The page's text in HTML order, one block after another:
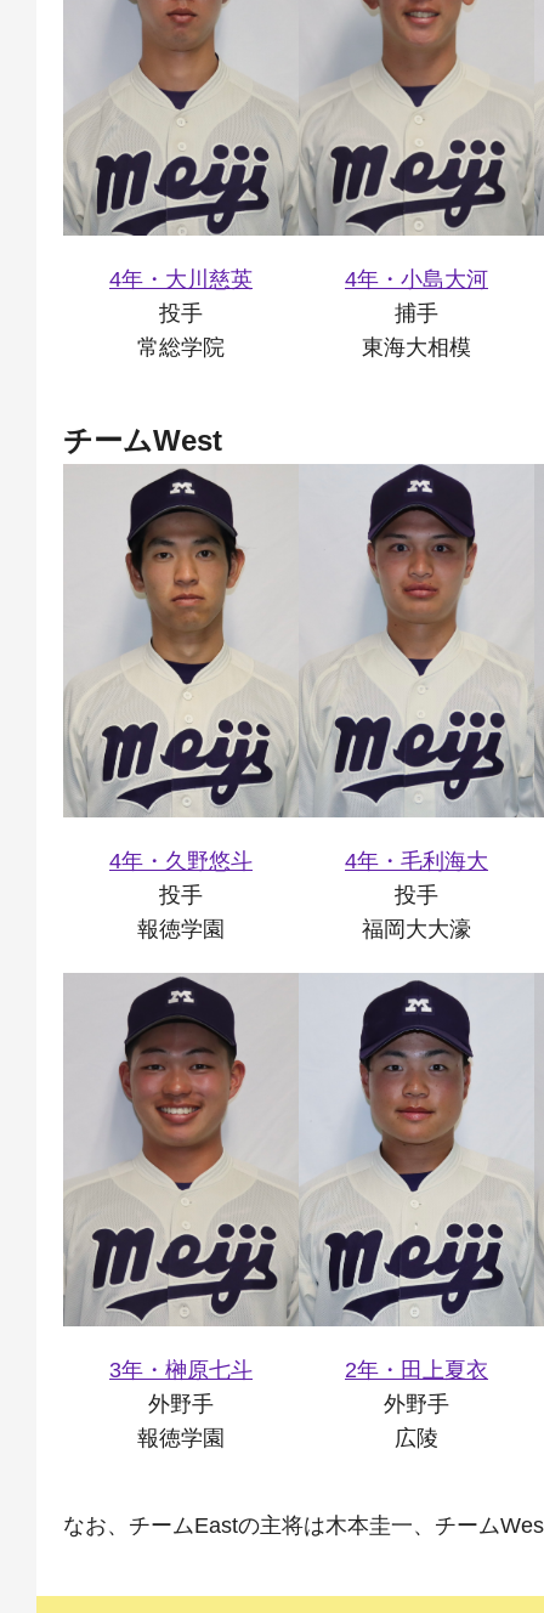
4年・大川慈英
投手
常総学院
4年・小島大河
捕手
東海大相模
チームWest
4年・久野悠斗
投手
報徳学園
4年・毛利海大
投手
福岡大大濠
3年・榊原七斗
外野手
報徳学園
2年・田上夏衣
外野手
広陵
なお、チームEastの主将は木本圭一、チーム